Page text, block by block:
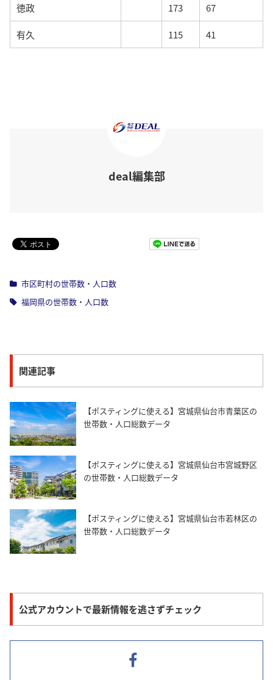
徳政 173 67
有久 115 41
deal編集部
市区町村の世帯数・人口数
福岡県の世帯数・人口数
関連記事
【ポスティングに使える】宮城県仙台市青葉区の
世帯数・人口総数データ
【ポスティングに使える】宮城県仙台市宮城野区
の世帯数・人口総数データ
【ポスティングに使える】宮城県仙台市若林区の
世帯数・人口総数データ
公式アカウントで最新情報を逃さずチェック